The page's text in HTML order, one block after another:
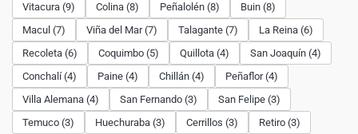
Vitacura (9)
Colina (8) Peñalolén (8)
Buin (8)
Macul (7)
Viña del Mar (7) Talagante (7)
La Reina (6)
Recoleta (6)
Coquimbo (5) Quillota (4)
San Joaquín (4)
Conchalí (4)
Paine (4) Chillán (4)
Peñaflor (4)
Villa Alemana (4)
San Fernando (3)
San Felipe (3)
Temuco (3)
Huechuraba (3) Cerrillos (3)
Retiro (3)